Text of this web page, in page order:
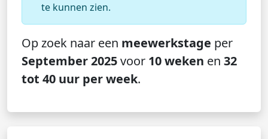
te kunnen zien.
Op zoek naar een meewerkstage per
September 2025voor 10 weken en 32
tot 40 uur per week.